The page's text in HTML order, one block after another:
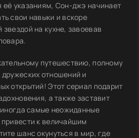
её указаниям, Сон-джэ начинает
свои навыки и вскоре
на кухне, завоевав
путешествию, полному
отношений и
открытий! Этот сериал подарит
а также заставит
самые неожиданные
к величайшим
шанс окунуться в мир, где